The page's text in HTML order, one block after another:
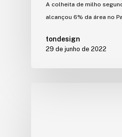
A colheita de milho
alcançou 6% da área no
tondesign
29 de junho de 2022